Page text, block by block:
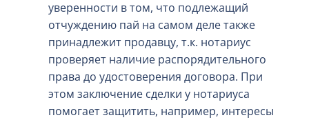
уверенности в том, что подлежащий
отчуждению пай на самом деле также
принадлежит продавцу, т.к. нотариус
проверяет наличие распорядительного
права до удостоверения договора. При
этом заключение сделки у нотариуса
помогает защитить, например, интересы